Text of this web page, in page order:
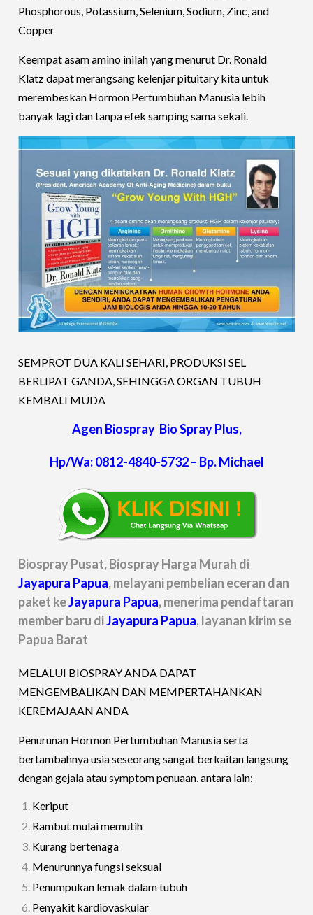
Phosphorous, Potassium, Selenium, Sodium, Zinc, and
Copper
Keempat asam amino inilah yang menurut Dr. Ronald
Klatz dapat merangsang kelenjar pituitary kita untuk
merembeskan Hormon Pertumbuhan Manusia lebih
banyak lagi dan tanpa efek samping sama sekali.
SEMPROT DUA KALI SEHARI, PRODUKSI SEL
BERLIPAT GANDA, SEHINGGA ORGAN TUBUH
KEMBALI MUDA
Agen Biospray Bio Spray Plus,
Hp/Wa: 0812-4840-5732 – Bp. Michael
Biospray Pusat, Biospray Harga Murah di
Jayapura Papua, melayani pembelian eceran dan
paket keJayapura Papua, menerima pendaftaran
member baru diJayapura Papua, layanan kirim se
Papua Barat
MELALUI BIOSPRAY ANDA DAPAT
MENGEMBALIKAN DAN MEMPERTAHANKAN
KEREMAJAAN ANDA
Penurunan Hormon Pertumbuhan Manusia serta
bertambahnya usia seseorang sangat berkaitan langsung
dengan gejala atau symptom penuaan, antara lain:
Keriput
Rambut mulai memutih
Kurang bertenaga
Menurunnya fungsi seksual
Penumpukan lemak dalam tubuh
Penyakit kardiovaskular